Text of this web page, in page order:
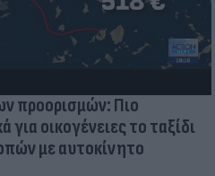
προορισμών: Πιο
για οικογένειες το ταξίδι
με αυτοκίνητο